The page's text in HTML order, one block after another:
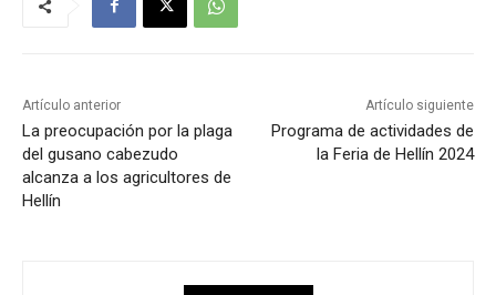
Artículo anterior
La preocupación por la plaga
del gusano cabezudo
alcanza a los agricultores de
Hellín
Artículo siguiente
Programa de actividades de
la Feria de Hellín 2024